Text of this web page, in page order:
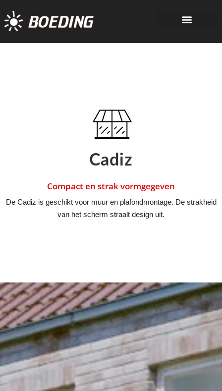
Cadiz
Compact en strak vormgegeven
De Cadiz is geschikt voor muur en plafondmontage. De strakheid
van het scherm straalt design uit.